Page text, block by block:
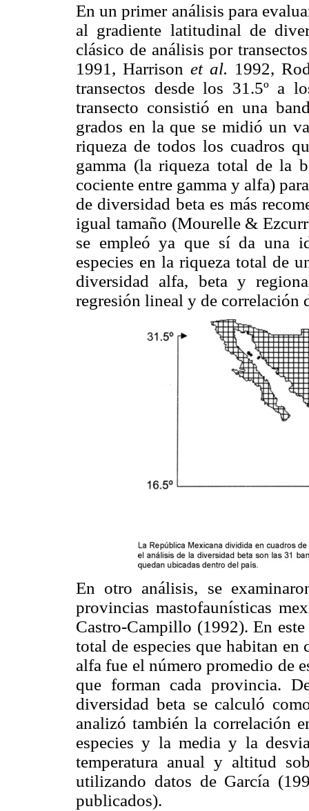
En un primer análisis para
al gradiente latitudinal de
clásico de análisis por
1991, Harrisonet al. 1992,
transectos desde los 31.5º a
transecto consistió en una
grados en la que se midió un
riqueza de todos los cuadros
gamma (la riqueza total de la
cociente entre gamma y alfa)
de diversidad beta es más
igual tamaño (Mourelle &
se empleó ya que sí da una
especies en la riqueza total de
diversidad alfa, beta y
regresión lineal y de correlación
En otro análisis, se
provincias mastofaunísticas
Castro-Campillo (1992). En
total de especies que habitan
alfa fue el número promedio de
que forman cada provincia.
diversidad beta se calculó
analizó también la correlación
especies y la media y la
temperatura anual y altitud
utilizando datos de García
publicados).